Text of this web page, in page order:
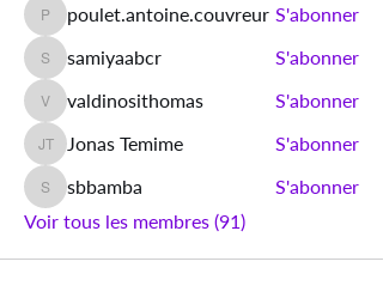
poulet.antoine.couvreur
poulet.antoine.couvreur S'abonner
samiyaabcr
samiyaabcr S'abonner
valdinosithomas
valdinosithomas S'abonner
Jonas Temime
Jonas Temime S'abonner
sbbamba
sbbamba
S'abonner
Voir tous les membres (91)